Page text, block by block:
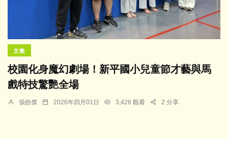
文教
校園化身魔幻劇場！新平國小兒童節才藝與馬
戲特技驚艷全場
張皓傑 2026年四月01日 3,428 觀看 2 分享